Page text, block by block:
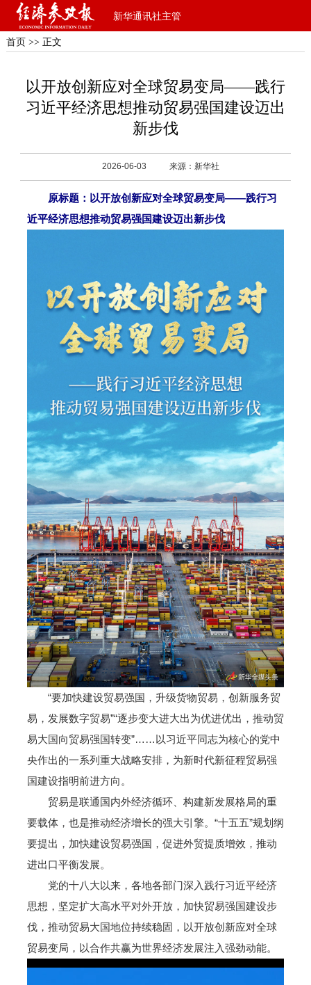
新华通讯社主管
首页 >> 正文
以开放创新应对全球贸易变局——践行
习近平经济思想推动贸易强国建设迈出
新步伐
2026-06-03 来源：新华社
原标题：以开放创新应对全球贸易变局——践行习
近平经济思想推动贸易强国建设迈出新步伐
“要加快建设贸易强国，升级货物贸易，创新服务贸
易，发展数字贸易”“逐步变大进大出为优进优出，推动贸
易大国向贸易强国转变”……以习近平同志为核心的党中
央作出的一系列重大战略安排，为新时代新征程贸易强
国建设指明前进方向。
贸易是联通国内外经济循环、构建新发展格局的重
要载体，也是推动经济增长的强大引擎。“十五五”规划纲
要提出，加快建设贸易强国，促进外贸提质增效，推动
进出口平衡发展。
党的十八大以来，各地各部门深入践行习近平经济
思想，坚定扩大高水平对外开放，加快贸易强国建设步
伐，推动贸易大国地位持续稳固，以开放创新应对全球
贸易变局，以合作共赢为世界经济发展注入强劲动能。